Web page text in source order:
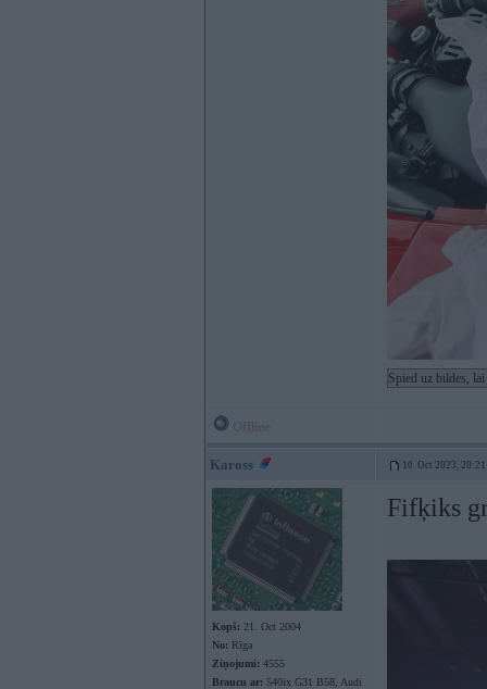
Spied uz bildes,
Kaross 10. Oct 2023, 20:21
Kopš: 21. Oct 2004
No: Rīga
Ziņojumi: 4555
Braucu ar: 540ix G31 B58, Audi
Fifķiks